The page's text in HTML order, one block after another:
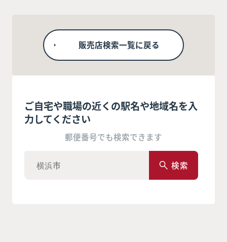
販売店検索一覧に戻る
ご自宅や職場の近くの駅名や地域名を入
力してください
郵便番号でも検索できます
検索